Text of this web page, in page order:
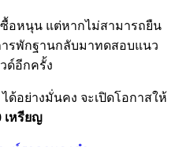
อหนุน แต่หากไม่สามารถยืน
ารพักฐานกลับมาทดสอบแนว
ด์อีกครั้ง
ได้อย่างมั่นคง จะเปิดโอกาสให้
เหรียญ